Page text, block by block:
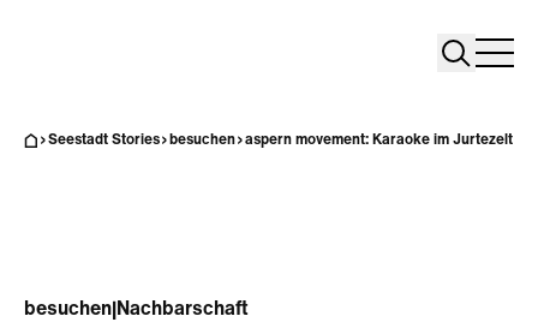
Search
Seestadt Stories besuchen aspern movement: Karaoke im Jurtezelt
besuchen Nachbarschaft